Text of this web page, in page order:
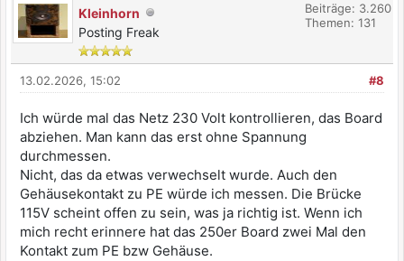
Kleinhorn
Posting Freak
Beiträge: 3.260
Themen: 131
#8
13.02.2026, 15:02
Ich würde mal das Netz 230 Volt kontrollieren, das Board
abziehen. Man kann das erst ohne Spannung
durchmessen.
Nicht, das da etwas verwechselt wurde. Auch den
Gehäusekontakt zu PE würde ich messen. Die Brücke
115V scheint offen zu sein, was ja richtig ist. Wenn ich
mich recht erinnere hat das 250er Board zwei Mal den
Kontakt zum PE bzw Gehäuse.